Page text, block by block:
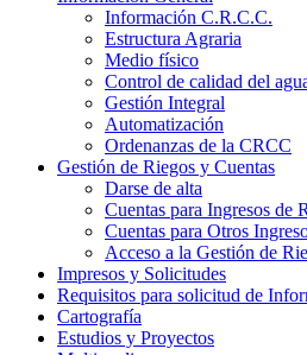
Información C.R.C.C.
Estructura Agraria
Medio físico
Control de calidad del
Gestión Integral
Automatización
Ordenanzas de la CRCC
Gestión de Riegos y Cuentas
Darse de alta
Cuentas para Ingresos de
Cuentas para Otros
Acceso a la Gestión de
Impresos y Solicitudes
Requisitos para solicitud de
Cartografía
Estudios y Proyectos